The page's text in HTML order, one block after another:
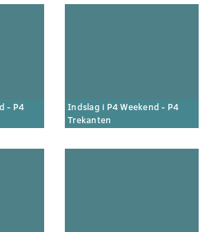
- P4
Indslag i P4 Weekend - P4
Trekanten